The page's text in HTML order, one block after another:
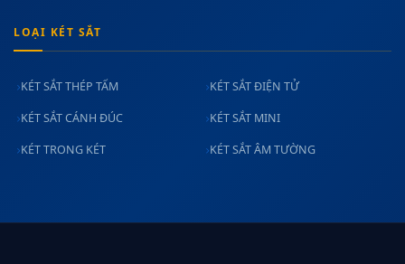
LOẠI KÉT SẮT
KÉT SẮT THÉP TẤM KÉT SẮT ĐIỆN TỬ
KÉT SẮT CÁNH ĐÚC KÉT SẮT MINI
KÉT TRONG KÉT KÉT SẮT ÂM TƯỜNG